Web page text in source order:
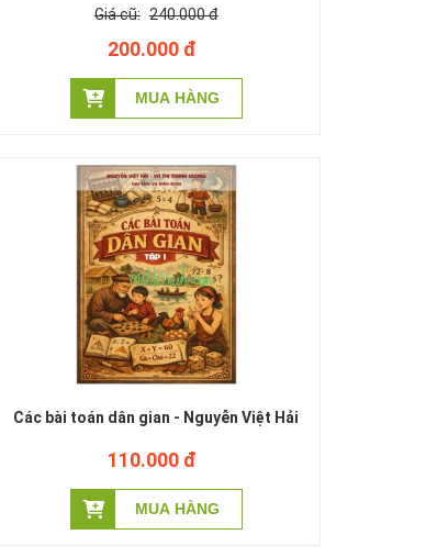
240.000 đ
200.000 đ
Các bài toán dân gian - Nguyễn Việt Hải
110.000 đ